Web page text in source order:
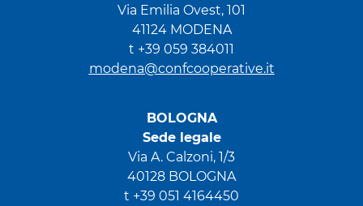
Via Emilia Ovest, 101
41124 MODENA
t +39 059 384011
modena@confcooperative.it
BOLOGNA
Sede legale
Via A. Calzoni, 1/3
40128 BOLOGNA
t +39 051 4164450